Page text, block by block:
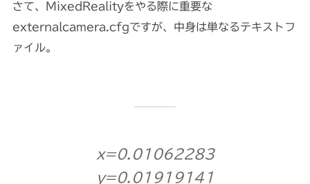
さて、MixedRealityをやる際に重要な
externalcamera.cfgですが、中身は単なるテキストフ
ァイル。
x=0.01062283
y=0.01919141